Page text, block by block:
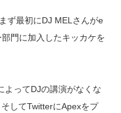
ず最初にDJ MELさんがe
門に加入したキッカケを
よってDJの講演がなくな
してTwitterにApexをプ